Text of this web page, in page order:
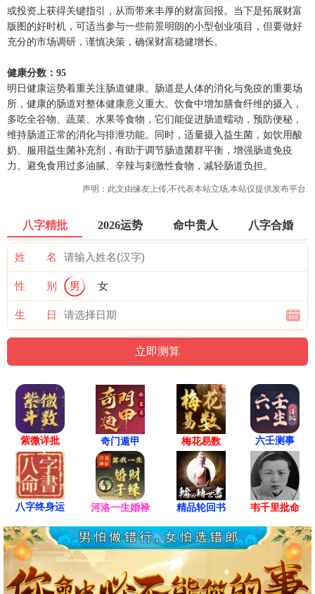
或投资上获得关键指引，从而带来丰厚的财富回报。当下是拓展财富
版图的好时机，可适当参与一些前景明朗的小型创业项目，但要做好
充分的市场调研，谨慎决策，确保财富稳健增长。
健康分数：95
明日健康运势着重关注肠道健康。肠道是人体的消化与免疫的重要场
所，健康的肠道对整体健康意义重大。饮食中增加膳食纤维的摄入，
多吃全谷物、蔬菜、水果等食物，它们能促进肠道蠕动，预防便秘，
维持肠道正常的消化与排泄功能。同时，适量摄入益生菌，如饮用酸
奶、服用益生菌补充剂，有助于调节肠道菌群平衡，增强肠道免疫
力。避免食用过多油腻、辛辣与刺激性食物，减轻肠道负担。
声明：此文由缘友上传,不代表本站立场,本站仅提供发布平台.
八字精批 2026运势 命中贵人 八字合婚
姓 名
性 别 男 女
生 日
紫微详批 奇门遁甲 梅花易数 六壬测事
八字终身运 河洛一生婚禄 精品轮回书 韦千里批命